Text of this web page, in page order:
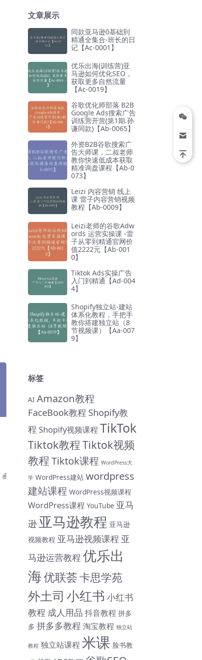
文章展示
同款亚马逊0基础到
精通全集合-班长的日
记【Ac-0001】
优乐出海(训练营)亚
马逊如何优化SEO，
获取更多自然流量
【Ac-0019】
谷歌优化师部落 B2B
Google Ads搜索广告
训练营开营(第1期.孙
谦同款)【Ab-0065】
外资B2B谷歌搜索广
告大师课，二叔老师
教你快速低成本获取
精准询盘课程【Ab-0
073】
Leizi 内容营销 线上
课 雷子内容营销视频
教程【Ab-0009】
Leizi老师的谷歌Adw
ords 运营实操课 -雷
子从零到精通官网价
值2222元【Ab-001
0】
Tiktok Ads实操广告
入门到精通【Ad-004
4】
Shopify独立站-建站
体系化教程，手把手
教你搭建独立站（8
节视频课）【Aa-007
9】
标签
AI Amazon教程
FaceBook教程 Shopify教
程 Shopify视频课程 TikTok
Tiktok教程Tiktok视频
教程Tiktok课程 WordPress大
学 WordPress建站 wordpress
建站课程 WordPress视频课程
WordPress课程 YouTube 亚马
逊 亚马逊教程 亚马逊
视频教程 亚马逊视频课程 亚
马逊运营教程 优乐出
海优联荟卡思学苑
外土司 小红书 小红书
教程 成人用品 抖音教程 拼多
多 拼多多教程 淘宝教程 独立站
教程 独立站课程 米课 脸书教